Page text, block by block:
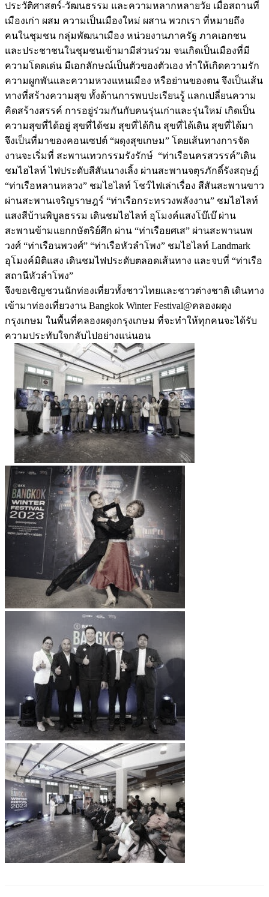
ประวัติศาสตร์-วัฒนธรรม และความหลากหลายวัย เมื่อสถานที่
เมืองเก่า ผสม ความเป็นเมืองใหม่ ผสาน พวกเรา ที่หมายถึง
คนในชุมชน กลุ่มพัฒนาเมือง หน่วยงานภาครัฐ ภาคเอกชน
และประชาชนในชุมชนเข้ามามีส่วนร่วม จนเกิดเป็นเมืองที่มี
ความโดดเด่น มีเอกลักษณ์เป็นตัวของตัวเอง ทำให้เกิดความรัก
ความผูกพันและความหวงแหนเมือง หรือย่านของตน จึงเป็นเส้น
ทางที่สร้างความสุข ทั้งด้านการพบปะเรียนรู้ แลกเปลี่ยนความ
คิดสร้างสรรค์ การอยู่ร่วมกันกับคนรุ่นเก่าและรุ่นใหม่ เกิดเป็น
ความสุขที่ได้อยู่ สุขที่ได้ชม สุขที่ได้กิน สุขที่ได้เดิน สุขที่ได้มา
จึงเป็นที่มาของคอนเซปต์ “ผดุงสุขเกษม” โดยเส้นทางการจัด
งานจะเริ่มที่ สะพานเทวกรรมรังรักษ์ “ท่าเรือนครสวรรค์”เดิน
ชมไฮไลท์ ไฟประดับสีสันนางเลิ้ง ผ่านสะพานจตุรภักดิ์รังสฤษฎ์
“ท่าเรือหลานหลวง” ชมไฮไลท์ โชว์ไฟเล่าเรื่อง สีสันสะพานขาว
ผ่านสะพานเจริญราษฎร์ “ท่าเรือกระทรวงพลังงาน” ชมไฮไลท์
แสงสีบ้านพิบูลธรรม เดินชมไฮไลท์ อุโมงค์แสงโบ๊เบ๊ ผ่าน
สะพานข้ามแยกกษัตริย์ศึก ผ่าน “ท่าเรือยศเส” ผ่านสะพานนพ
วงศ์ “ท่าเรือนพวงศ์” “ท่าเรือหัวลำโพง” ชมไฮไลท์ Landmark
อุโมงค์มิติแสง เดินชมไฟประดับตลอดเส้นทาง และจบที่ “ท่าเรือ
สถานีหัวลำโพง”
จึงขอเชิญชวนนักท่องเที่ยวทั้งชาวไทยและชาวต่างชาติ เดินทาง
เข้ามาท่องเที่ยวงาน Bangkok Winter Festival@คลองผดุง
กรุงเกษม ในพื้นที่คลองผดุงกรุงเกษม ที่จะทำให้ทุกคนจะได้รับ
ความประทับใจกลับไปอย่างแน่นอน